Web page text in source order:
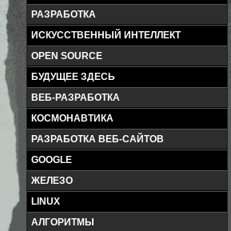
РАЗРАБОТКА
ИСКУССТВЕННЫЙ ИНТЕЛЛЕКТ
OPEN SOURCE
БУДУЩЕЕ ЗДЕСЬ
ВЕБ-РАЗРАБОТКА
КОСМОНАВТИКА
РАЗРАБОТКА ВЕБ-САЙТОВ
GOOGLE
ЖЕЛЕЗО
LINUX
АЛГОРИТМЫ